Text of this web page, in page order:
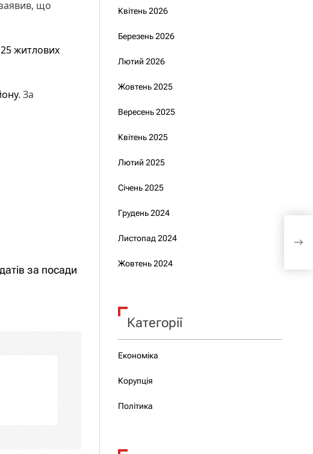
що
житлових
. За
за посади
Квітень 2026
Березень 2026
Лютий 2026
Жовтень 2025
Вересень 2025
Квітень 2025
Лютий 2025
Січень 2025
Грудень 2024
Листопад 2024
Жовтень 2024
Категорії
Економіка
Корупція
Політика